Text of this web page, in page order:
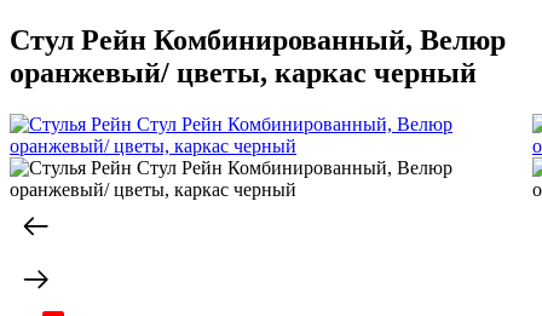
Стул Рейн Комбинированный, Велюр
оранжевый/ цветы, каркас черный